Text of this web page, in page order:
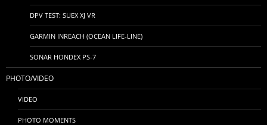
DPV TEST: SUEX XJ VR
GARMIN INREACH (OCEAN LIFE-LINE)
SONAR HONDEX PS-7
PHOTO/VIDEO
VIDEO
PHOTO MOMENTS